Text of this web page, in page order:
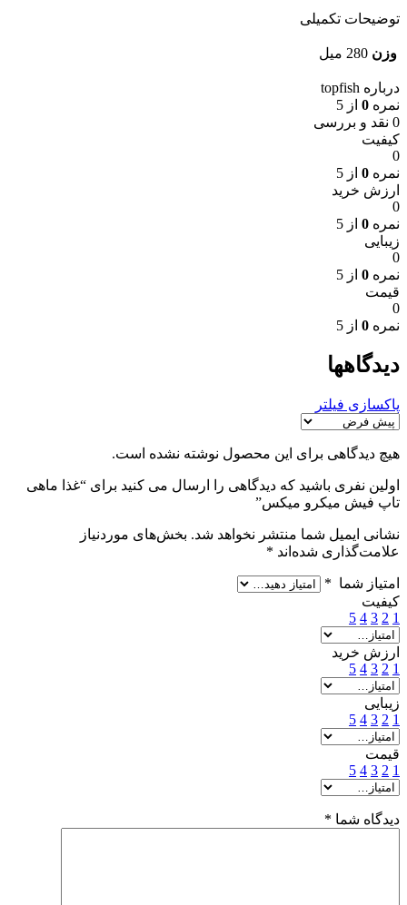
توضیحات تکمیلی
وزن 280 میل
درباره topfish
نمره 0 از 5
0 نقد و بررسی
کیفیت
0
نمره 0 از 5
ارزش خرید
0
نمره 0 از 5
زیبایی
0
نمره 0 از 5
قیمت
0
نمره 0 از 5
دیدگاهها
پاکسازی فیلتر
هیچ دیدگاهی برای این محصول نوشته نشده است.
اولین نفری باشید که دیدگاهی را ارسال می کنید برای “غذا ماهی
تاپ فیش میکرو میکس”
نشانی ایمیل شما منتشر نخواهد شد. بخش‌های موردنیاز
علامت‌گذاری شده‌اند *
امتیاز شما *
کیفیت
1
2
3
4
5
ارزش خرید
1
2
3
4
5
زیبایی
1
2
3
4
5
قیمت
1
2
3
4
5
دیدگاه شما *